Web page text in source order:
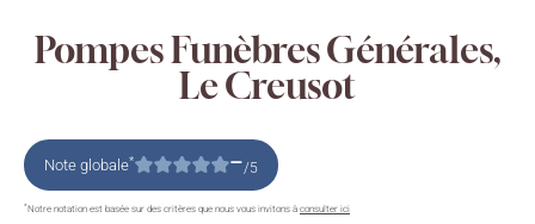
Pompes Funèbres Générales,
Le Creusot
Note globale* –/5
*Notre notation est basée sur des critères que nous vous invitons à consulter ici